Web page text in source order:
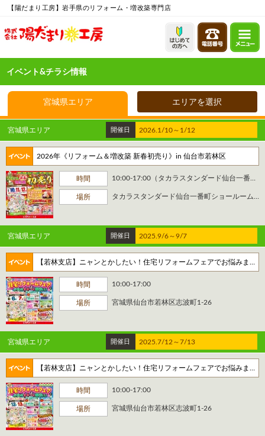
【陽だまり工房】岩手県のリフォーム・増改築専門店
イベント&チラシ情報
宮城県エリア エリアを選択
宮城県エリア 開催日 2026.1/10～1/12
2026年《リフォーム＆増改築 新春初売り》in 仙台市若林区
時間
場所
宮城県エリア 開催日 2025.9/6～9/7
【若林支店】ニャンとかしたい！住宅リフォームフェアでお悩みまるっと解決！
時間 10:00-17:00
場所 宮城県仙台市若林区志波町1-26
宮城県エリア 開催日 2025.7/12～7/13
【若林支店】ニャンとかしたい！住宅リフォームフェアでお悩みまるっと解決！
時間 10:00-17:00
場所 宮城県仙台市若林区志波町1-26